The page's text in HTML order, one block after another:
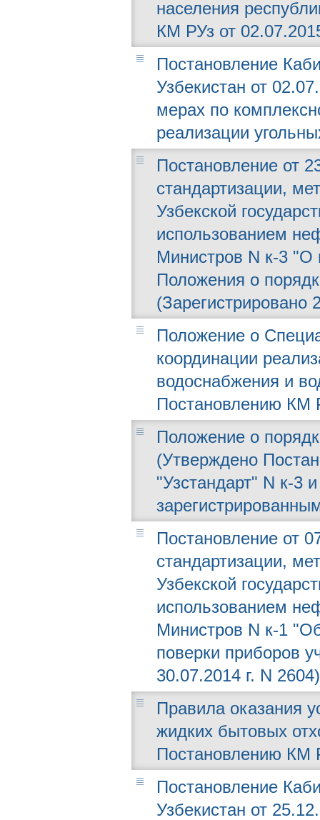
населения
КМ РУз от
Постановление
Узбекистан от
мерах по
реализации
Постановление от
стандартизации,
Узбекской
использованием
Министров N к-3 "О
Положения о
(Зарегистрировано
Положение о
координации
водоснабжения и
Постановлению КМ
Положение о
(Утверждено
"Узстандарт" N к-3
Постановление от
стандартизации,
Узбекской
использованием
Министров N к-1
поверки приборов
30.07.2014 г. N 2604)
Правила оказания
жидких бытовых
Постановлению КМ
Постановление
Узбекистан от